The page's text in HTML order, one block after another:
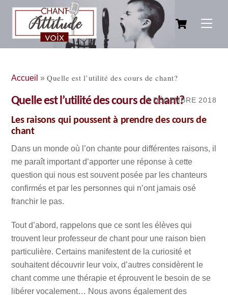
Skip
Cart
Accueil »Quelle est l’utilité des cours de chant?
6 DÉCEMBRE 2018
Quelle est l’utilité des cours de chant?
Les raisons qui poussent à prendre des cours de
chant
Dans un monde où l’on chante pour différentes raisons, il
me paraît important d’apporter une réponse à cette
question qui nous est souvent posée par les chanteurs
confirmés et par les personnes qui n’ont jamais osé
franchir le pas.
Tout d’abord, rappelons que ce sont les élèves qui
trouvent leur professeur de chant pour une raison bien
particulière. Certains manifestent de la curiosité et
souhaitent découvrir leur voix, d’autres considèrent le
chant comme une thérapie et éprouvent le besoin de se
libérer vocalement… Nous avons également des